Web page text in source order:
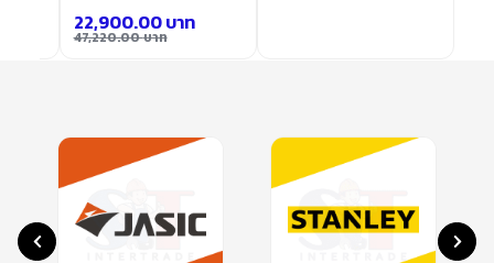
47,220.00บาท
22,900.00บาท